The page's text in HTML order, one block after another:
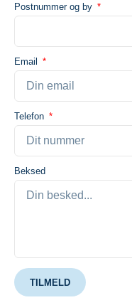
Postnummer og by
Email
Telefon
Beksed
TILMELD